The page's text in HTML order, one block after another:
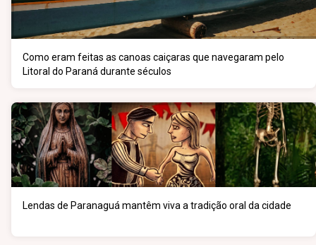
Como eram feitas as canoas caiçaras que navegaram pelo
Litoral do Paraná durante séculos
Lendas de Paranaguá mantêm viva a tradição oral da cidade